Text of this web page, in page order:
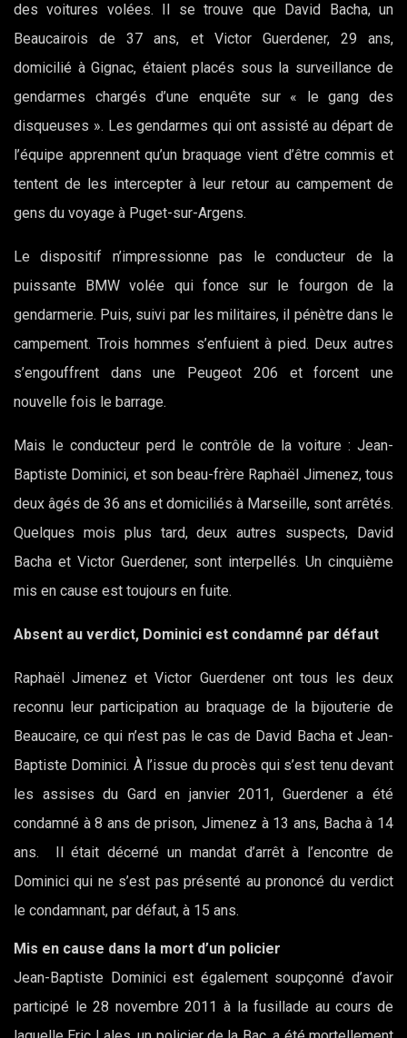
des voitures volées. Il se trouve que David Bacha, un
Beaucairois de 37 ans, et Victor Guerdener, 29 ans,
domicilié à Gignac, étaient placés sous la surveillance de
gendarmes chargés d’une enquête sur « le gang des
disqueuses ». Les gendarmes qui ont assisté au départ de
l’équipe apprennent qu’un braquage vient d’être commis et
tentent de les intercepter à leur retour au campement de
gens du voyage à Puget-sur-Argens.
Le dispositif n’impressionne pas le conducteur de la
puissante BMW volée qui fonce sur le fourgon de la
gendarmerie. Puis, suivi par les militaires, il pénètre dans le
campement. Trois hommes s’enfuient à pied. Deux autres
s’engouffrent dans une Peugeot 206 et forcent une
nouvelle fois le barrage.
Mais le conducteur perd le contrôle de la voiture : Jean-
Baptiste Dominici, et son beau-frère Raphaël Jimenez, tous
deux âgés de 36 ans et domiciliés à Marseille, sont arrêtés.
Quelques mois plus tard, deux autres suspects, David
Bacha et Victor Guerdener, sont interpellés. Un cinquième
mis en cause est toujours en fuite.
Absent au verdict, Dominici est condamné par défaut
Raphaël Jimenez et Victor Guerdener ont tous les deux
reconnu leur participation au braquage de la bijouterie de
Beaucaire, ce qui n’est pas le cas de David Bacha et Jean-
Baptiste Dominici. À l’issue du procès qui s’est tenu devant
les assises du Gard en janvier 2011, Guerdener a été
condamné à 8 ans de prison, Jimenez à 13 ans, Bacha à 14
ans. Il était décerné un mandat d’arrêt à l’encontre de
Dominici qui ne s’est pas présenté au prononcé du verdict
le condamnant, par défaut, à 15 ans.
Mis en cause dans la mort d’un policier
Jean-Baptiste Dominici est également soupçonné d’avoir
participé le 28 novembre 2011 à la fusillade au cours de